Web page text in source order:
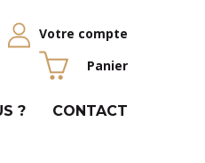
Votre compte
Panier
? CONTACT